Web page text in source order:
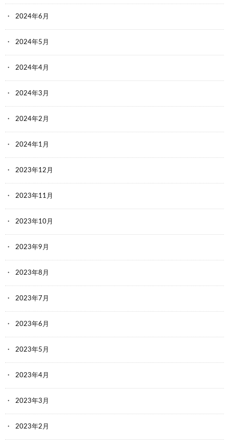
2024年6月
2024年5月
2024年4月
2024年3月
2024年2月
2024年1月
2023年12月
2023年11月
2023年10月
2023年9月
2023年8月
2023年7月
2023年6月
2023年5月
2023年4月
2023年3月
2023年2月